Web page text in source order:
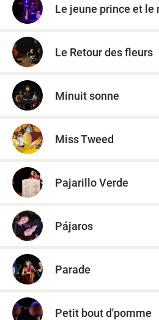
Le jeune prince et le
Le Retour des fleurs
Minuit sonne
Miss Tweed
Pajarillo Verde
Pájaros
Parade
Petit bout d'pomme